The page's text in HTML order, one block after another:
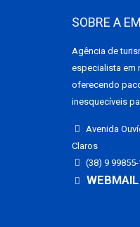
SOBRE A
Agência de
especialista em
oferecendo
inesquecíveis
Avenida
Claros
(38) 9
WEBMAIL